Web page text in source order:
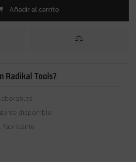
Añadir al carrito
Radikal Tools?
disponible